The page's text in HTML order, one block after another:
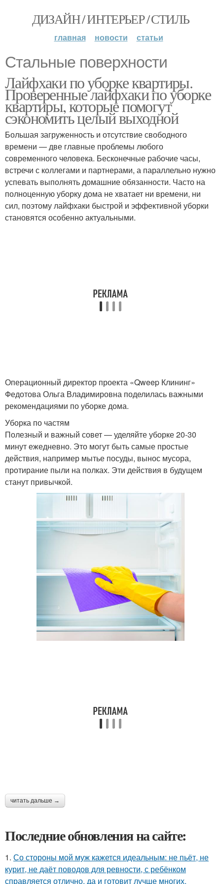
ДИЗАЙН / ИНТЕРЬЕР / СТИЛЬ
главная новости статьи
Стальные поверхности
Лайфхаки по уборке квартиры.
Проверенные лайфхаки по уборке
квартиры, которые помогут
сэкономить целый выходной
Большая загруженность и отсутствие свободного
времени — две главные проблемы любого
современного человека. Бесконечные рабочие часы,
встречи с коллегами и партнерами, а параллельно нужно
успевать выполнять домашние обязанности. Часто на
полноценную уборку дома не хватает ни времени, ни
сил, поэтому лайфхаки быстрой и эффективной уборки
становятся особенно актуальными.
Операционный директор проекта «Qweep Клининг»
Федотова Ольга Владимировна поделилась важными
рекомендациями по уборке дома.
Уборка по частям
Полезный и важный совет — уделяйте уборке 20-30
минут ежедневно. Это могут быть самые простые
действия, например мытье посуды, вынос мусора,
протирание пыли на полках. Эти действия в будущем
станут привычкой.
читать дальше →
Последние обновления на сайте:
1. Со стороны мой муж кажется идеальным: не пьёт, не
курит, не даёт поводов для ревности, с ребёнком
справляется отлично, да и готовит лучше многих.